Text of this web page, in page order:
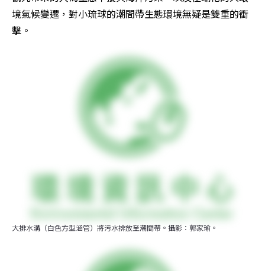
境氣候變遷，對小琉球的潮間帶生態環境無疑是雙重的衝
擊。
大排水溝（白色方型涵管）將污水排放至潮間帶。攝影：郭家瑜。